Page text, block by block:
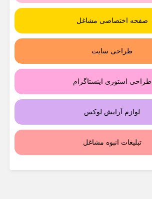
صفحه اختصاصی مشاغل
طراحی سایت
طراحی استوری اینستاگرام
لوازم آرایش لوکس
تبلیغات انبوه مشاغل